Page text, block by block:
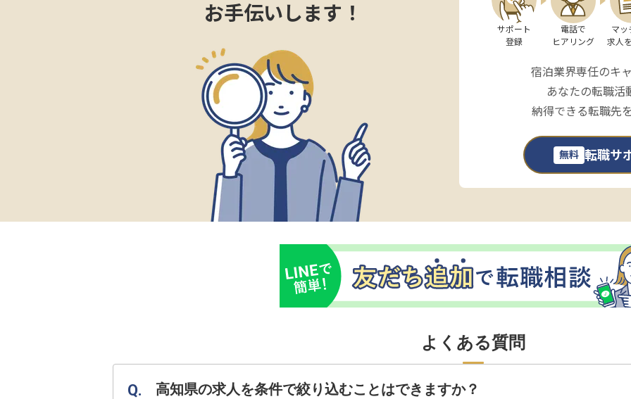
お手伝いします！
サポート
登録
電話で
ヒアリング
マッ
求人
宿泊業界専任のキ
あなたの転職活
納得できる転職先
無料 転職サ
よくある質問
高知県の求人を条件で絞り込むことはできますか？